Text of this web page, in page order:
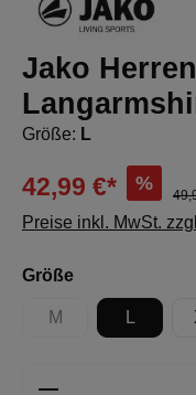
Jako
Größe: L
42,99 €* %
Preise inkl. MwSt.
Größeauswählen
M
(Diese Option ist
L
Produkt